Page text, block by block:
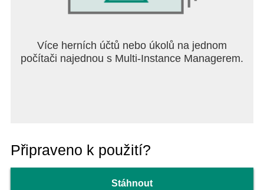
Více herních účtů nebo úkolů na jednom
počítači najednou s Multi-Instance Managerem.
Připraveno k použití?
Stáhnout